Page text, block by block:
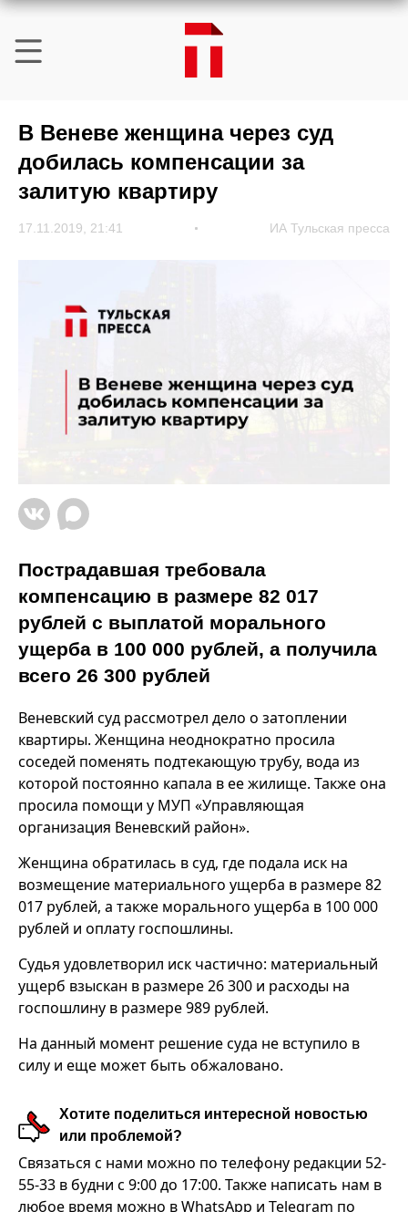
В Веневе женщина через суд
добилась компенсации за
залитую квартиру
17.11.2019, 21:41 ИА Тульская пресса
Пострадавшая требовала
компенсацию в размере 82 017
рублей с выплатой морального
ущерба в 100 000 рублей, а получила
всего 26 300 рублей
Веневский суд рассмотрел дело о затоплении
квартиры. Женщина неоднократно просила
соседей поменять подтекающую трубу, вода из
которой постоянно капала в ее жилище. Также она
просила помощи у МУП «Управляющая
организация Веневский район».
Женщина обратилась в суд, где подала иск на
возмещение материального ущерба в размере 82
017 рублей, а также морального ущерба в 100 000
рублей и оплату госпошлины.
Судья удовлетворил иск частично: материальный
ущерб взыскан в размере 26 300 и расходы на
госпошлину в размере 989 рублей.
На данный момент решение суда не вступило в
силу и еще может быть обжаловано.
Хотите поделиться интересной новостью
или проблемой?
Связаться с нами можно по телефону редакции 52-
55-33 в будни с 9:00 до 17:00. Также написать нам в
любое время можно в WhatsApp и Telegram по